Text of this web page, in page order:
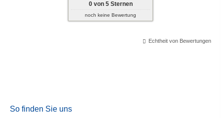
0von 5Sternen
noch keine Bewertung
Echtheit von Bewertungen
So finden Sie uns